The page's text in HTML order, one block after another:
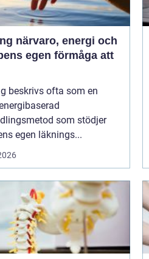
och
egen förmåga att
beskrivs ofta som en
som stödjer
egen läknings...